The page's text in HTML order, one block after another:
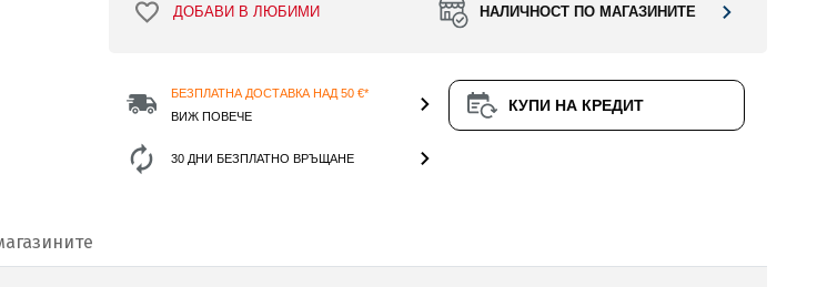
ДОБАВИ В ЛЮБИМИ НАЛИЧНОСТ ПО МАГАЗИНИТЕ
БЕЗПЛАТНА ДОСТАВКА НАД 50 €*
ВИЖ ПОВЕЧЕ
30 ДНИ БЕЗПЛАТНО ВРЪЩАНЕ
КУПИ НА КРЕДИТ